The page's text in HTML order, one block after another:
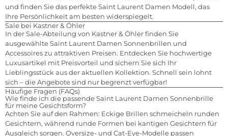
und finden Sie das perfekte Saint Laurent Damen Modell, das
Ihre Persönlichkeit am besten widerspiegelt.
Sale bei Kastner & Öhler
In der Sale-Abteilung von Kastner & Öhler finden Sie
ausgewählte Saint Laurent Damen Sonnenbrillen und
Accessoires zu attraktiven Preisen. Entdecken Sie hochwertige
Luxusartikel mit Preisvorteil und sichern Sie sich Ihr
Lieblingsstück aus der aktuellen Kollektion. Schnell sein lohnt
sich – die Angebote sind nur begrenzt verfügbar!
Häufige Fragen (FAQs)
Wie finde ich die passende Saint Laurent Damen Sonnenbrille
für meine Gesichtsform?
Achten Sie auf den Rahmen: Eckige Brillen schmeicheln runden
Gesichtern, während runde Formen bei kantigen Gesichtern für
Ausgleich sorgen. Oversize- und Cat-Eye-Modelle passen